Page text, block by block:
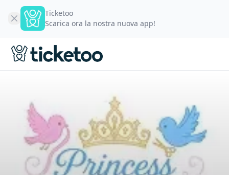
Ticketoo
Scarica ora la nostra nuova app!